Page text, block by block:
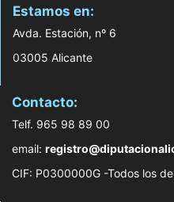
Estamos en:
Avda. Estación, nº 6
03005 Alicante
Contacto:
Telf. 965 98 89 00
email:
CIF: P0300000G -Todos los